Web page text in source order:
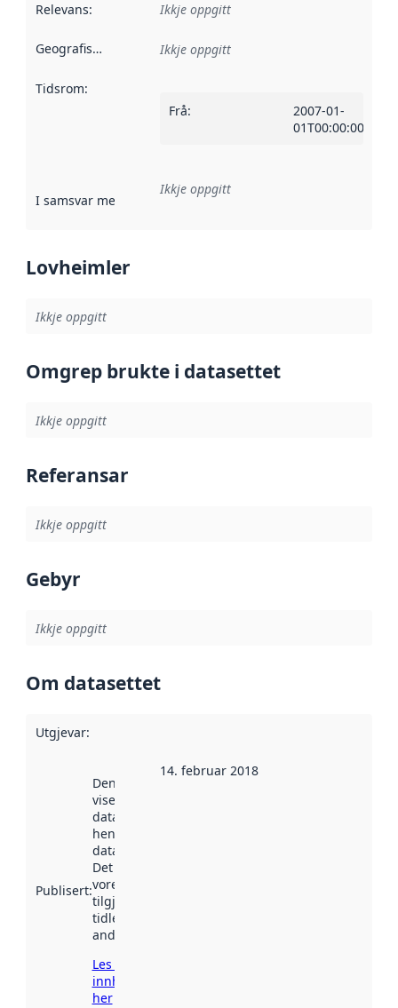
Relevans: Ikkje oppgitt
Geografisk område Ikkje oppgitt
Tidsrom:
Frå:
2007-01-
01T00:00:00Z
I samsvar med Referanse til ei implementeringsregel eller
Ikkje oppgitt
Lovheimler
Ikkje oppgitt
Omgrep brukte i datasettet
Ikkje oppgitt
Referansar
Ikkje oppgitt
Gebyr
Ikkje oppgitt
Om datasettet
Utgjevar:
Publisert:
Denne datoen
viser når
datasettet vart
henta inn av
data.norge.no.
Det kan ha
vore
tilgjengeleg
tidlegare
andre stader.
Les meir om
innhenting
her
14. februar 2018